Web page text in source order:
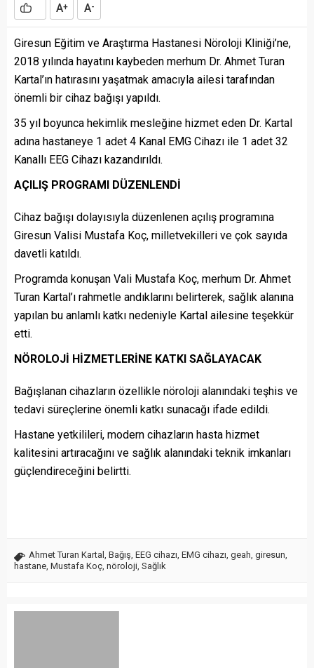
A+ A-
Giresun Eğitim ve Araştırma Hastanesi Nöroloji Kliniği’ne,
2018 yılında hayatını kaybeden merhum Dr. Ahmet Turan
Kartal’ın hatırasını yaşatmak amacıyla ailesi tarafından
önemli bir cihaz bağışı yapıldı.
35 yıl boyunca hekimlik mesleğine hizmet eden Dr. Kartal
adına hastaneye 1 adet 4 Kanal EMG Cihazı ile 1 adet 32
Kanallı EEG Cihazı kazandırıldı.
AÇILIŞ PROGRAMI DÜZENLENDİ
Cihaz bağışı dolayısıyla düzenlenen açılış programına
Giresun Valisi Mustafa Koç, milletvekilleri ve çok sayıda
davetli katıldı.
Programda konuşan Vali Mustafa Koç, merhum Dr. Ahmet
Turan Kartal’ı rahmetle andıklarını belirterek, sağlık alanına
yapılan bu anlamlı katkı nedeniyle Kartal ailesine teşekkür
etti.
NÖROLOJİ HİZMETLERİNE KATKI SAĞLAYACAK
Bağışlanan cihazların özellikle nöroloji alanındaki teşhis ve
tedavi süreçlerine önemli katkı sunacağı ifade edildi.
Hastane yetkilileri, modern cihazların hasta hizmet
kalitesini artıracağını ve sağlık alanındaki teknik imkanları
güçlendireceğini belirtti.
Ahmet Turan Kartal Bağış EEG cihazı EMG cihazı geah giresun
hastane Mustafa Koç nöroloji Sağlık